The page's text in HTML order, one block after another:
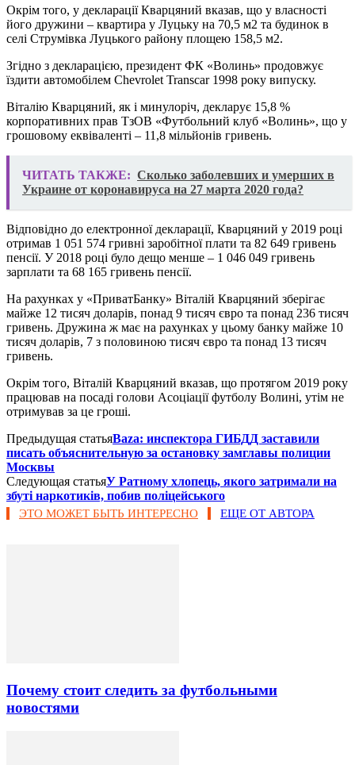
Окрім того, у декларації Кварцяний вказав, що у власності
його дружини – квартира у Луцьку на 70,5 м2 та будинок в
селі Струмівка Луцького району площею 158,5 м2.
Згідно з декларацією, президент ФК «Волинь» продовжує
їздити автомобілем Chevrolet Transcar 1998 року випуску.
Віталію Кварцяний, як і минулоріч, декларує 15,8 %
корпоративних прав ТзОВ «Футбольний клуб «Волинь», що у
грошовому еквіваленті – 11,8 мільйонів гривень.
ЧИТАТЬ ТАКЖЕ: Сколько заболевших и умерших в
Украине от коронавируса на 27 марта 2020 года?
Відповідно до електронної декларації, Кварцяний у 2019 році
отримав 1 051 574 гривні заробітної плати та 82 649 гривень
пенсії. У 2018 році було дещо менше – 1 046 049 гривень
зарплати та 68 165 гривень пенсії.
На рахунках у «ПриватБанку» Віталій Кварцяний зберігає
майже 12 тисяч доларів, понад 9 тисяч євро та понад 236 тисяч
гривень. Дружина ж має на рахунках у цьому банку майже 10
тисяч доларів, 7 з половиною тисяч євро та понад 13 тисяч
гривень.
Окрім того, Віталій Кварцяний вказав, що протягом 2019 року
працював на посаді голови Асоціації футболу Волині, утім не
отримував за це гроші.
Предыдущая статья​Baza: инспектора ГИБДД заставили
писать объяснительную за остановку замглавы полиции
Москвы
Следующая статьяУ Ратному хлопець, якого затримали на
збуті наркотиків, побив поліцейського
ЭТО МОЖЕТ БЫТЬ ИНТЕРЕСНО ЕЩЕ ОТ АВТОРА
Почему стоит следить за футбольными
новостями